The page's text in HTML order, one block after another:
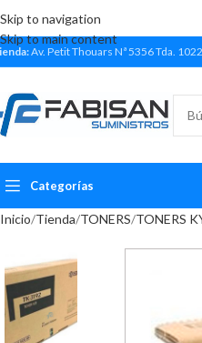
Skip to navigation
Skip to main content
Av. Petit Thouars Nª 5356 Tda.
Categorías
Inicio Tienda TONERS TONERS